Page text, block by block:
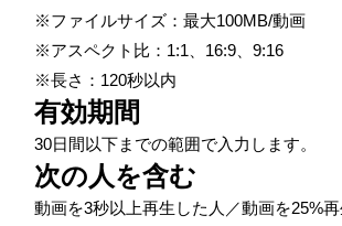
※ファイルサイズ：最大100MB/動画
※アスペクト比：1:1、16:9、9:16
※長さ：120秒以内
有効期間
30日間以下までの範囲で入力します。
次の人を含む
動画を3秒以上再生した人／動画を25%